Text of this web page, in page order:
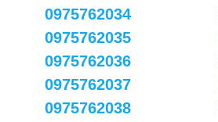
0975762034
0975762035
0975762036
0975762037
0975762038